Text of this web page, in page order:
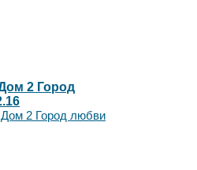
2 Город